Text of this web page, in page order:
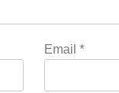
Email *